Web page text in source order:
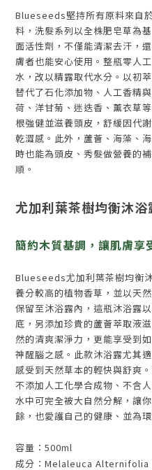
Blueseeds堅持所有原料來自
料，洗髮系列以全株肥皂草為
面活性劑，不僅能清潔去汗，
膚者也能安心使用。整瓶零人
水，改以精露取代水分。以初
替代了石化添加物、人工香精
荷、洋甘菊、迷迭香、薰衣草
根強健並滋養頭皮，舒緩因代
乾澀感。此外，蘆薈、海藻、
時也能為頭皮、秀髮做營養的
順。
尤加利葉茶樹均衡沐
簡約木質基調，讓肌膚享
Blueseeds尤加利葉茶樹均衡
養分較高的植物香草，並以天
保留至沐浴露內，這瓶沐浴露
底，另添加珍貴的蘆薈萃取液
然的清爽潔淨力，更能享受到
神醒腦之感。此款沐浴露尤其
感受到天然草本的輕快與舒爽
不添加人工化學合成物、不含
水中可完全被大自然分解，讓
餘，也愛護自己的健康、並為
容量：500ml
成分： Melaleuca Alternifolia